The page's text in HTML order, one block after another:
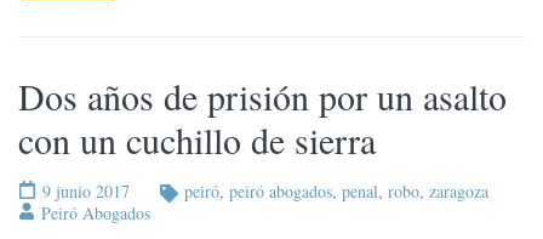
Dos años de prisión por un asalto
con un cuchillo de sierra
9 junio 2017 peiró, peiró abogados, penal, robo, zaragoza
Peiró Abogados